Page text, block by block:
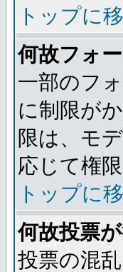
トップに
何故フォ
一部のフ
に制限が
限は、モ
応じて権
トップに
何故投票
投票の混